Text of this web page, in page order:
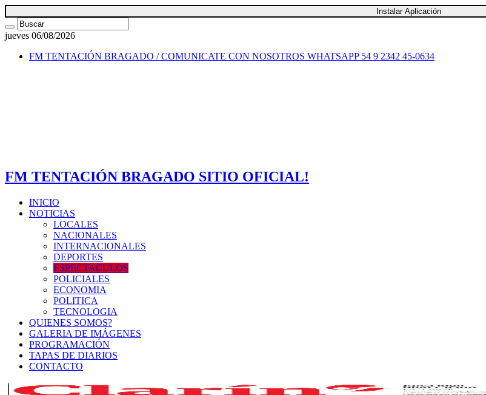
Instalar Aplicación
jueves 06/08/2026
FM TENTACIÓN BRAGADO / COMUNICATE CON NOSOTROS WHATSAPP 54 9 2342 45-0634
FM TENTACIÓN BRAGADO SITIO OFICIAL!
INICIO
NOTICIAS
LOCALES
NACIONALES
INTERNACIONALES
DEPORTES
ESPECTACULOS
POLICIALES
ECONOMIA
POLITICA
TECNOLOGIA
QUIENES SOMOS?
GALERIA DE IMÁGENES
PROGRAMACIÓN
TAPAS DE DIARIOS
CONTACTO